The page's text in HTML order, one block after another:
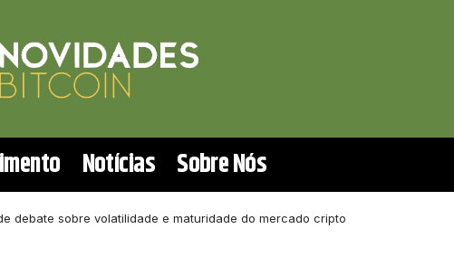
Notícias Sobre Nós
debate sobre volatilidade e maturidade do mercado cripto